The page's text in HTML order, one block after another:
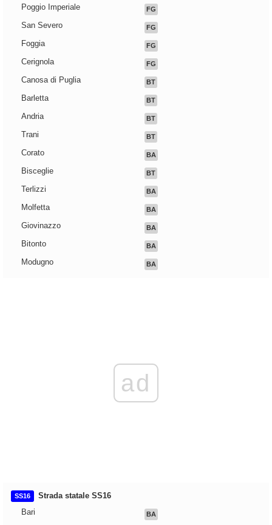
Poggio Imperiale FG
San Severo FG
Foggia FG
Cerignola FG
Canosa di Puglia BT
Barletta BT
Andria BT
Trani BT
Corato BA
Bisceglie BT
Terlizzi BA
Molfetta BA
Giovinazzo BA
Bitonto BA
Modugno BA
ad
SS16
Strada statale SS16
Bari
BA